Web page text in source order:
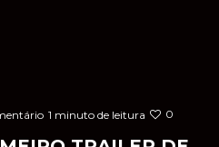
1 minuto de leitura 0